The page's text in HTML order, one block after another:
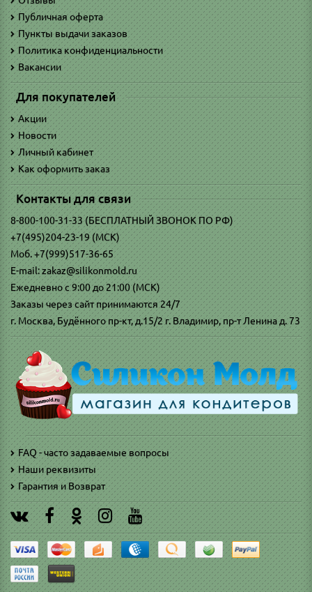
Публичная оферта
Пункты выдачи заказов
Политика конфиденциальности
Вакансии
Для покупателей
Акции
Новости
Личный кабинет
Как оформить заказ
Контакты для связи
8-800-100-31-33 (БЕСПЛАТНЫЙ ЗВОНОК ПО РФ)
+7(495)204-23-19 (МСК)
Моб. +7(999)517-36-65
E-mail: zakaz@silikonmold.ru
Ежедневно с 9:00 до 21:00 (МСК)
Заказы через сайт принимаются 24/7
г. Москва, Будённого пр-кт, д.15/2 г. Владимир, пр-т Ленина д. 73
FAQ - часто задаваемые вопросы
Наши реквизиты
Гарантия и Возврат